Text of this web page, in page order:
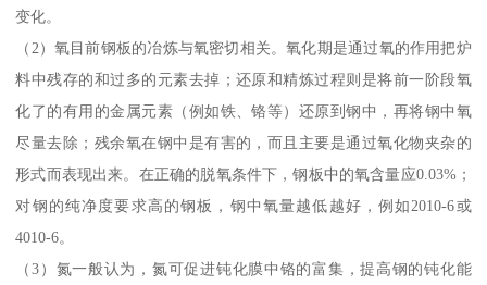
变化。
（2）氧目前钢板的冶炼与氧密切相关。氧化期是通过氧的作用把炉
料中残存的和过多的元素去掉；还原和精炼过程则是将前一阶段氧
化了的有用的金属元素（例如铁、铬等）还原到钢中，再将钢中氧
尽量去除；残余氧在钢中是有害的，而且主要是通过氧化物夹杂的
形式而表现出来。在正确的脱氧条件下，钢板中的氧含量应0.03%；
对钢的纯净度要求高的钢板，钢中氧量越低越好，例如2010-6或
4010-6。
（3）氮一般认为，氮可促进钝化膜中铬的富集，提高钢的钝化能